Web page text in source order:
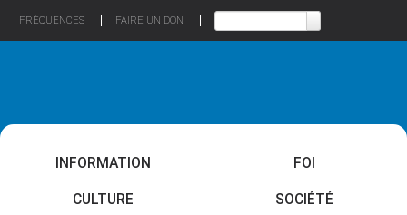
FRÉQUENCES FAIRE UN DON
INFORMATION FOI
CULTURE SOCIÉTÉ